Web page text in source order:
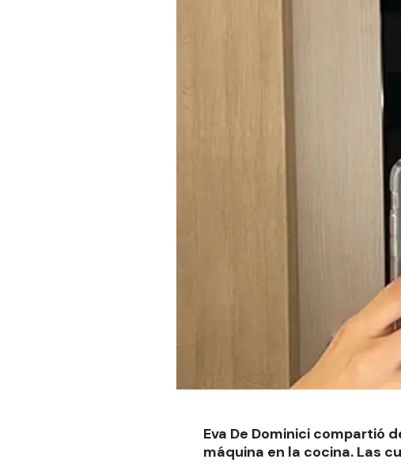
Eva De Dominici compartió
máquina en la cocina. Las